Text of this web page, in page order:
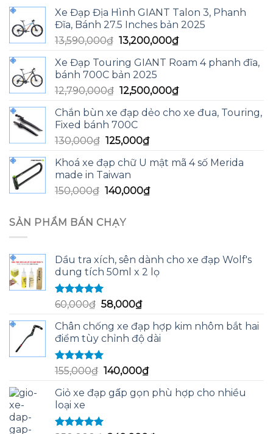
Xe Đạp Địa Hình GIANT Talon 3, Phanh
Đĩa, Bánh 27.5 Inches bản 2025
13,590,000₫ Giá
là:
13,590,000₫.
13,200,000₫Giá
tại
13,200,000₫.
Xe Đạp Touring GIANT Roam 4 phanh đĩa,
bánh 700C bản 2025
12,790,000₫ Giá
là:
12,790,000₫.
12,500,000₫Giá
tại
Chắn bùn xe đạp dẻo cho xe đua, Touring,
Fixed bánh 700C
130,000₫ Giá
là:
130,000₫.
125,000₫Giá
tại
125,000₫.
Khoá xe đạp chữ U mật mã 4 số Merida
made in Taiwan
150,000₫ Giá
là:
150,000₫.
140,000₫Giá
SẢN PHẨM BÁN CHẠY
Dầu tra xích, sên dành cho xe đạp Wolf's
dung tích 50ml x 2 lọ
Được xếp
hạng
sao
60,000₫ Giá
là:
60,000₫.
58,000₫Giá
tại
là:
Chân chống xe đạp hợp kim nhôm bắt hai
điểm tùy chỉnh độ dài
Được xếp
hạng
sao
155,000₫ Giá
là:
140,000₫Giá
tại
Giỏ xe đạp gấp gọn phù hợp cho nhiều
loại xe